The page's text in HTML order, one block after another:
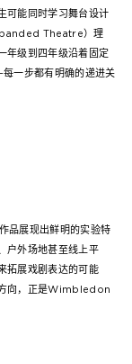
可能同时学习舞台设计
Theatre）理
年级到四年级沿着固定
一步都有明确的递进关
品展现出鲜明的实验特
户外场地甚至线上平
拓展戏剧表达的可能
向，正是Wimbledon